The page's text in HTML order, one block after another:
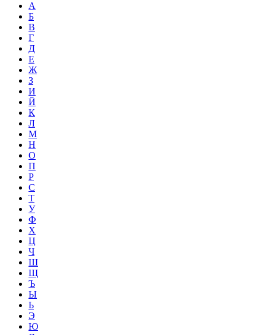
А
Б
В
Г
Д
Е
Ж
З
И
Й
К
Л
М
Н
О
П
Р
С
Т
У
Ф
Х
Ц
Ч
Ш
Щ
Ъ
Ы
Ь
Э
Ю